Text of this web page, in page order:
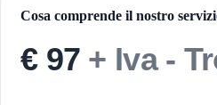
Cosa comprende il nostro
€ 97 + Iva -